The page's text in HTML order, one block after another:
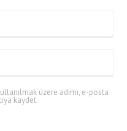
üzere adımı, e-posta
kaydet.